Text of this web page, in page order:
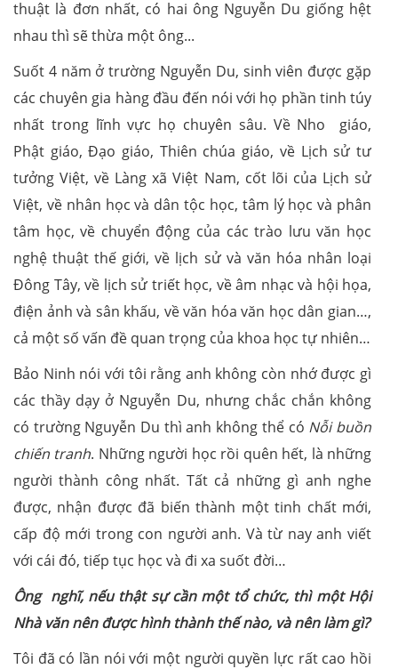
thuật là đơn nhất, có hai ông Nguyễn Du giống hệt
nhau thì sẽ thừa một ông...
Suốt 4 năm ở trường Nguyễn Du, sinh viên được gặp
các chuyên gia hàng đầu đến nói với họ phần tinh túy
nhất trong lĩnh vực họ chuyên sâu. Về Nho giáo,
Phật giáo, Đạo giáo, Thiên chúa giáo, về Lịch sử tư
tưởng Việt, về Làng xã Việt Nam, cốt lõi của Lịch sử
Việt, về nhân học và dân tộc học, tâm lý học và phân
tâm học, về chuyển động của các trào lưu văn học
nghệ thuật thế giới, về lịch sử và văn hóa nhân loại
Đông Tây, về lịch sử triết học, về âm nhạc và hội họa,
điện ảnh và sân khấu, về văn hóa văn học dân gian…,
cả một số vấn đề quan trọng của khoa học tự nhiên…
Bảo Ninh nói với tôi rằng anh không còn nhớ được gì
các thầy dạy ở Nguyễn Du, nhưng chắc chắn không
có trường Nguyễn Du thì anh không thể có Nỗi buồn
chiến tranh. Những người học rồi quên hết, là những
người thành công nhất. Tất cả những gì anh nghe
được, nhận được đã biến thành một tinh chất mới,
cấp độ mới trong con người anh. Và từ nay anh viết
với cái đó, tiếp tục học và đi xa suốt đời…
Ông nghĩ, nếu thật sự cần một tổ chức, thì một Hội
Nhà văn nên được hình thành thế nào, và nên làm gì?
Tôi đã có lần nói với một người quyền lực rất cao hồi